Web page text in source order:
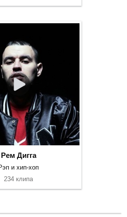
Рем Дигга
и хип-хоп
234 клипа